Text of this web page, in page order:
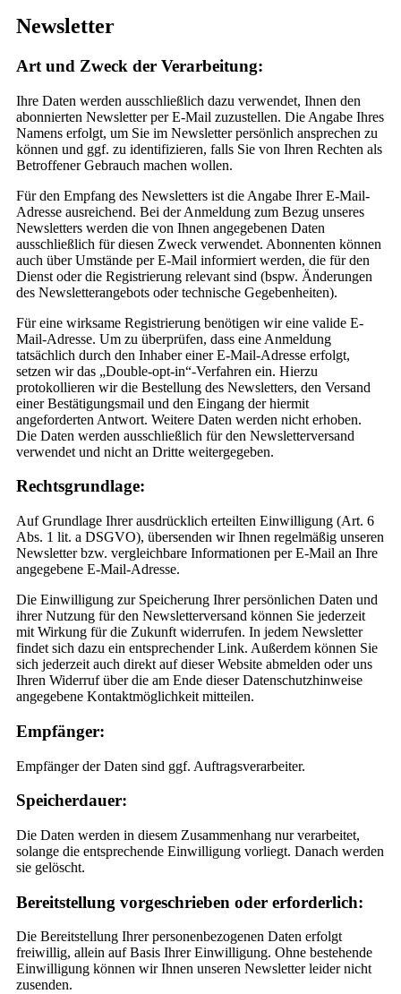
Newsletter
Art und Zweck der Verarbeitung:
Ihre Daten werden ausschließlich dazu verwendet, Ihnen den
abonnierten Newsletter per E-Mail zuzustellen. Die Angabe Ihres
Namens erfolgt, um Sie im Newsletter persönlich ansprechen zu
können und ggf. zu identifizieren, falls Sie von Ihren Rechten als
Betroffener Gebrauch machen wollen.
Für den Empfang des Newsletters ist die Angabe Ihrer E-Mail-
Adresse ausreichend. Bei der Anmeldung zum Bezug unseres
Newsletters werden die von Ihnen angegebenen Daten
ausschließlich für diesen Zweck verwendet. Abonnenten können
auch über Umstände per E-Mail informiert werden, die für den
Dienst oder die Registrierung relevant sind (bspw. Änderungen
des Newsletterangebots oder technische Gegebenheiten).
Für eine wirksame Registrierung benötigen wir eine valide E-
Mail-Adresse. Um zu überprüfen, dass eine Anmeldung
tatsächlich durch den Inhaber einer E-Mail-Adresse erfolgt,
setzen wir das „Double-opt-in“-Verfahren ein. Hierzu
protokollieren wir die Bestellung des Newsletters, den Versand
einer Bestätigungsmail und den Eingang der hiermit
angeforderten Antwort. Weitere Daten werden nicht erhoben.
Die Daten werden ausschließlich für den Newsletterversand
verwendet und nicht an Dritte weitergegeben.
Rechtsgrundlage:
Auf Grundlage Ihrer ausdrücklich erteilten Einwilligung (Art. 6
Abs. 1 lit. a DSGVO), übersenden wir Ihnen regelmäßig unseren
Newsletter bzw. vergleichbare Informationen per E-Mail an Ihre
angegebene E-Mail-Adresse.
Die Einwilligung zur Speicherung Ihrer persönlichen Daten und
ihrer Nutzung für den Newsletterversand können Sie jederzeit
mit Wirkung für die Zukunft widerrufen. In jedem Newsletter
findet sich dazu ein entsprechender Link. Außerdem können Sie
sich jederzeit auch direkt auf dieser Website abmelden oder uns
Ihren Widerruf über die am Ende dieser Datenschutzhinweise
angegebene Kontaktmöglichkeit mitteilen.
Empfänger:
Empfänger der Daten sind ggf. Auftragsverarbeiter.
Speicherdauer:
Die Daten werden in diesem Zusammenhang nur verarbeitet,
solange die entsprechende Einwilligung vorliegt. Danach werden
sie gelöscht.
Bereitstellung vorgeschrieben oder erforderlich:
Die Bereitstellung Ihrer personenbezogenen Daten erfolgt
freiwillig, allein auf Basis Ihrer Einwilligung. Ohne bestehende
Einwilligung können wir Ihnen unseren Newsletter leider nicht
zusenden.